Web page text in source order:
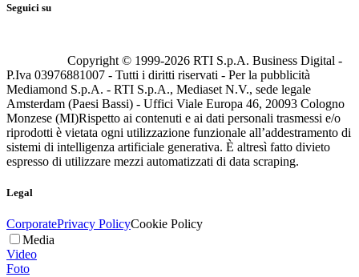
Seguici su
Copyright © 1999-2026 RTI S.p.A. Business Digital -
P.Iva 03976881007 - Tutti i diritti riservati - Per la pubblicità
Mediamond S.p.A. - RTI S.p.A., Mediaset N.V., sede legale
Amsterdam (Paesi Bassi) - Uffici Viale Europa 46, 20093 Cologno
Monzese (MI)Rispetto ai contenuti e ai dati personali trasmessi e/o
riprodotti è vietata ogni utilizzazione funzionale all’addestramento di
sistemi di intelligenza artificiale generativa. È altresì fatto divieto
espresso di utilizzare mezzi automatizzati di data scraping.
Legal
CorporatePrivacy PolicyCookie Policy
Media
Video
Foto